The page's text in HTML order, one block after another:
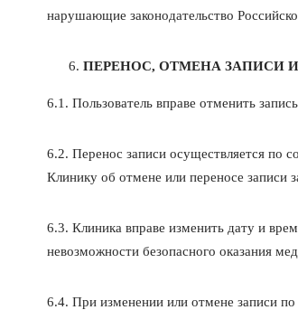
нарушающие законодательство
ПЕРЕНОС, ОТМЕНА ЗАПИСИ
6.1. Пользователь вправе отменить
6.2. Перенос записи осуществляется по
Клинику об отмене или переносе записи
6.3. Клиника вправе изменить дату и
невозможности безопасного оказания
6.4. При изменении или отмене записи по